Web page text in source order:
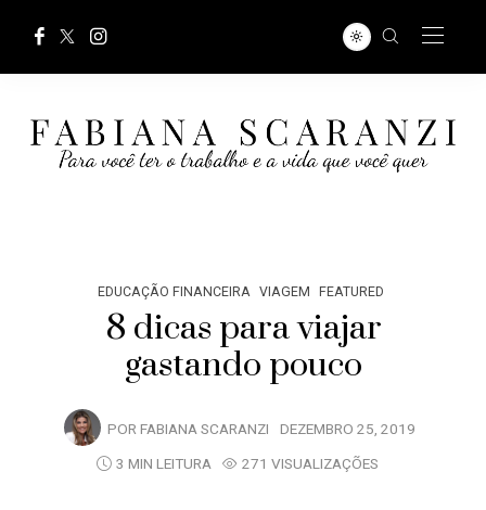
EDUCAÇÃO FINANCEIRA VIAGEM FEATURED
8 dicas para viajar
gastando pouco
POR FABIANA SCARANZI DEZEMBRO 25, 2019
3 MIN LEITURA
271 VISUALIZAÇÕES